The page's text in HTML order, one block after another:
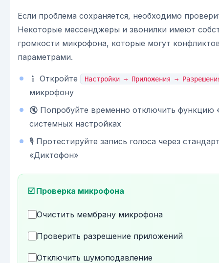
Если проблема сохраняется, необходимо
Некоторые мессенджеры и звонилки имеют
громкости микрофона, которые могут
параметрами.
📱 Откройте Настройки → Приложения →
микрофону
🔇 Попробуйте временно отключить функцию
системных настройках
🎙️ Протестируйте запись голоса через
«Диктофон»
☑️ Проверка микрофона
Очистить мембрану микрофона
Проверить разрешение приложений
Отключить шумоподавление